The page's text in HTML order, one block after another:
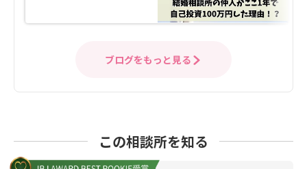
ブログをもっと見る
この相談所を知る